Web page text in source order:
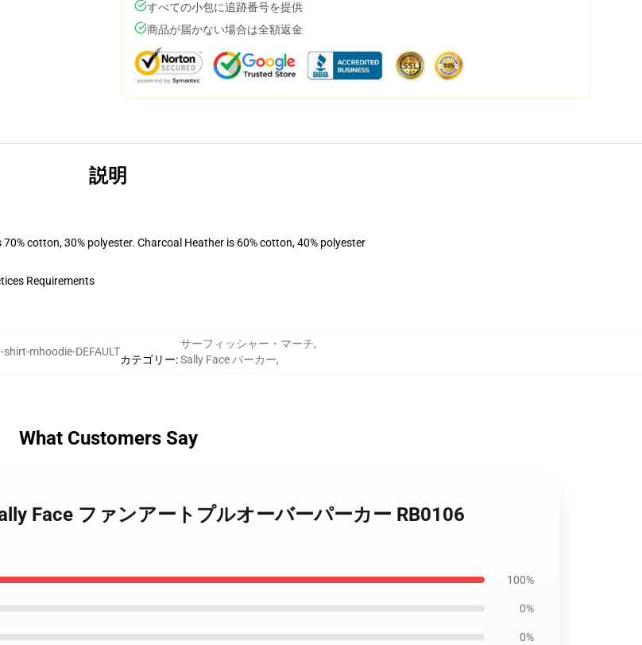
すべての小包に追跡番号を提供
商品が届かない場合は全額返金
説明
cotton, 30% polyester. Charcoal Heather is 60% cotton, 40% polyester
Requirements
mhoodie-DEFAULT
カテゴリー:
サーフィッシャー・マーチ,
Sally Face パーカー,
What Customers Say
Face ファンアートプルオーバーパーカー RB0106
100%
0%
0%